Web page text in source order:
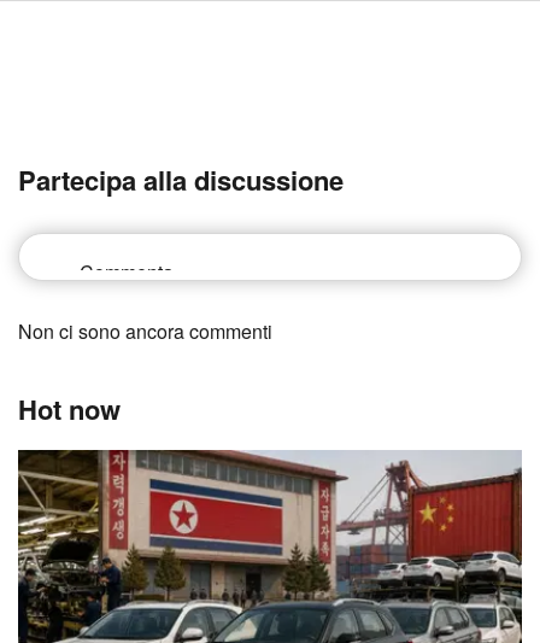
Partecipa alla discussione
Non ci sono ancora commenti
Hot now